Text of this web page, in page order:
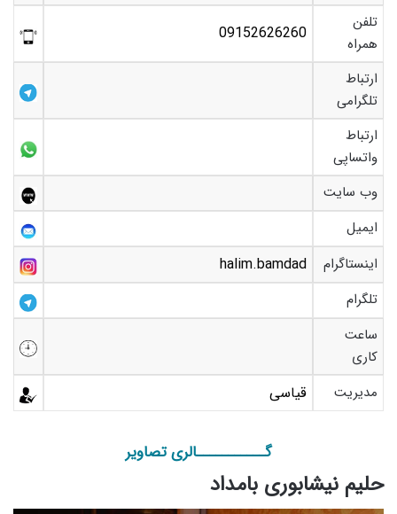
تلفن
همراه
09152626260
ارتباط
تلگرامی
ارتباط
واتساپی
وب سایت
ایمیل
اینستاگرام
halim.bamdad
تلگرام
ساعت
کاری
مدیریت
قیاسی
گـــــــــــالری تصاویر
حلیم نیشابوری بامداد